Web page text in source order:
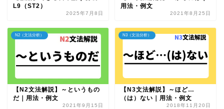
L9（ST2）
2025年7月8日
用法・例文
2021年8月25日
N2（文法分析）
【N2文法解説】～というもの
だ｜用法・例文
2021年9月15日
N3（文法分析）
【N3文法解説】～ほど…
（は）ない｜用法・例文
2018年11月20日